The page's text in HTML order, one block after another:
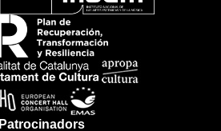
Patrocinadors